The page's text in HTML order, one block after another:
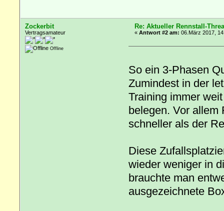
Zockerbit
Vertragsamateur
Offline
Re: Aktueller Rennstall-
«Antwort #2 am: 06.März 2017,
So ein 3-Phasen
Zumindest in der
Training immer
belegen. Vor allem
schneller als der
Diese
wieder weniger in
brauchte man
ausgezeichnete